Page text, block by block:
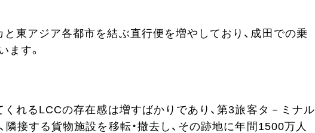
東アジア各都市を結ぶ直行便を増やしており、成田での乗
ます。
れるLCCの存在感は増すばかりであり、第3旅客タ－ミナル
接する貨物施設を移転・撤去し、その跡地に年間1500万人